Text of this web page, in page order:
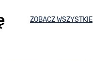
ZOBACZ WSZYSTKIE